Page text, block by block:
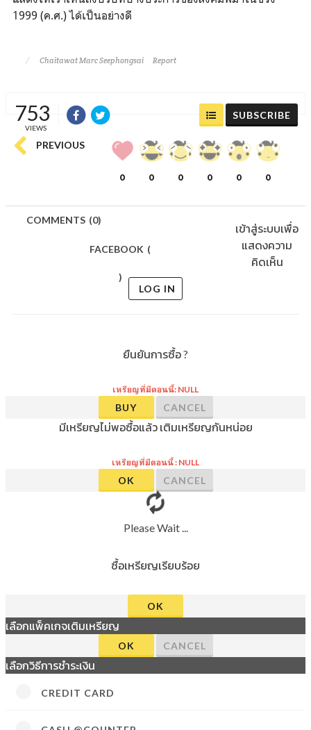
1999 (ค.ศ.) ได้เป็นอย่างดี
Chaitawat Marc Seephongsai Report
753
VIEWS
SUBSCRIBE
PREVIOUS
0 0 0 0 0 0
COMMENTS (0)
FACEBOOK (
)
เข้าสู่ระบบเพื่อ
แสดงความ
คิดเห็น
LOG IN
ยืนยันการซื้อ ?
เหรียญที่มีตอนนี้: NULL
BUY CANCEL
มีเหรียญไม่พอซื้อแล้ว เติมเหรียญกันหน่อย
เหรียญที่มีตอนนี้ : NULL
OK CANCEL
Please Wait ...
ซื้อเหรียญเรียบร้อย
OK
เลือกแพ็คเกจเติมเหรียญ
OK CANCEL
เลือกวิธีการชำระเงิน
CREDIT CARD